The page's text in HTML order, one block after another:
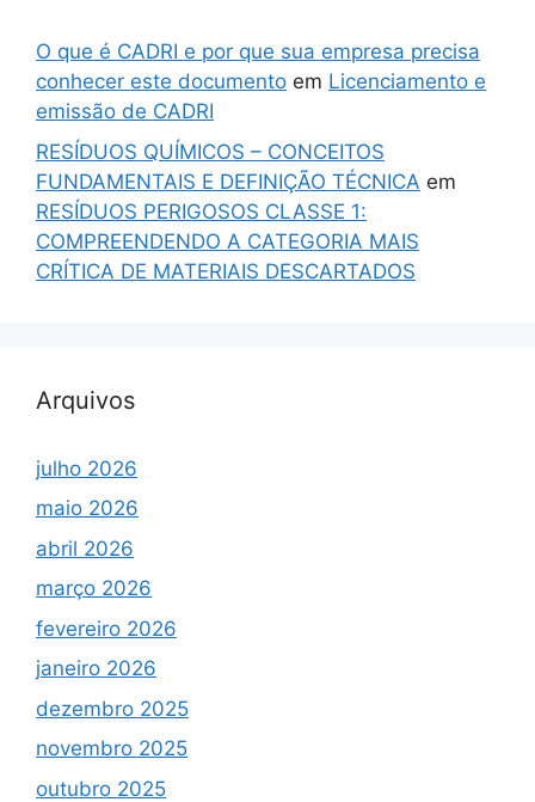
O que é CADRI e por que sua empresa precisa
conhecer este documento em Licenciamento e
emissão de CADRI
RESÍDUOS QUÍMICOS – CONCEITOS
FUNDAMENTAIS E DEFINIÇÃO TÉCNICA em
RESÍDUOS PERIGOSOS CLASSE 1:
COMPREENDENDO A CATEGORIA MAIS
CRÍTICA DE MATERIAIS DESCARTADOS
Arquivos
julho 2026
maio 2026
abril 2026
março 2026
fevereiro 2026
janeiro 2026
dezembro 2025
novembro 2025
outubro 2025